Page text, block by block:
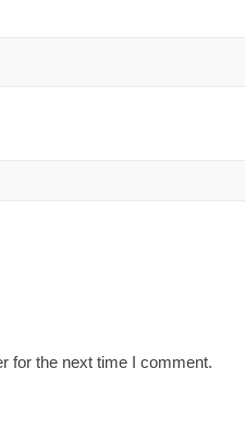
for the next time I comment.